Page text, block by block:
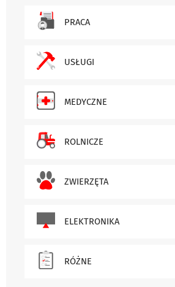
PRACA
USŁUGI
MEDYCZNE
ROLNICZE
ZWIERZĘTA
ELEKTRONIKA
RÓŻNE